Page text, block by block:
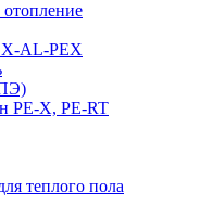
AL-PEX
PE-X, PE-RT
теплого пола